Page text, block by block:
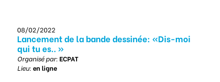
08/02/2022
Lancement de la bande dessinée: «Dis-moi
qui tu es.. »
Organisé par: ECPAT
Lieu: en ligne